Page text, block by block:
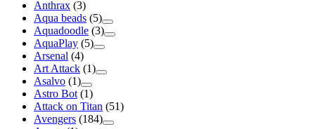
Anthrax (3)
Aqua beads (5)
Aquadoodle (3)
AquaPlay (5)
Arsenal (4)
Art Attack (1)
Asalvo (1)
Astro Bot (1)
Attack on Titan (51)
Avengers (184)